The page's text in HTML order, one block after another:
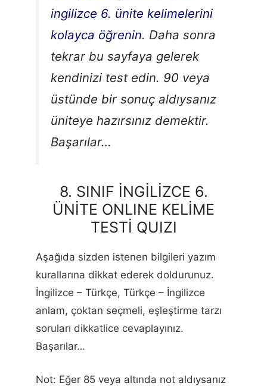
ingilizce 6. ünite kelimelerini
kolayca öğrenin. Daha sonra
tekrar bu sayfaya gelerek
kendinizi test edin. 90 veya
üstünde bir sonuç aldıysanız
üniteye hazırsınız demektir.
Başarılar…
8. SINIF İNGİLİZCE 6.
ÜNİTE ONLINE KELİME
TESTİ QUIZI
Aşağıda sizden istenen bilgileri yazım
kurallarına dikkat ederek doldurunuz.
İngilizce – Türkçe, Türkçe – İngilizce
anlam, çoktan seçmeli, eşleştirme tarzı
soruları dikkatlice cevaplayınız.
Başarılar…
Not: Eğer 85 veya altında not aldıysanız